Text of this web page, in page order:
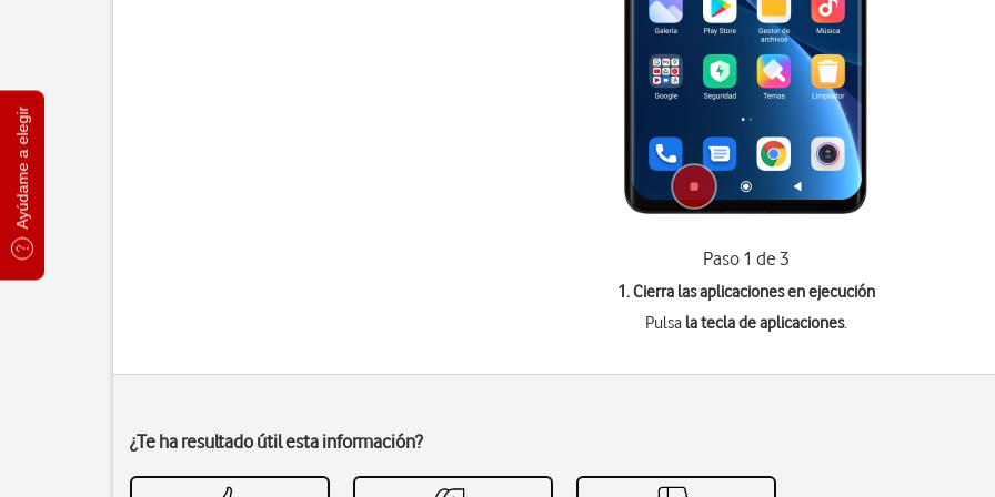
Ayúdame a elegir
Paso 1 de 3
1. Cierra las aplicaciones en ejecución
Pulsa la tecla de aplicaciones.
¿Te ha resultado útil esta información?